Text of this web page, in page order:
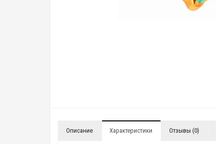
Описание Характеристики Отзывы (0)